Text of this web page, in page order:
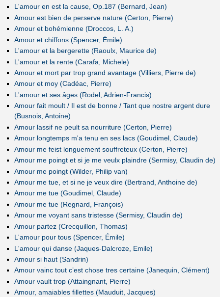
L'amour en est la cause, Op.187 (Bernard, Jean)
Amour est bien de perserve nature (Certon, Pierre)
Amour et bohémienne (Droccos, L. A.)
Amour et chiffons (Spencer, Émile)
L'amour et la bergerette (Raoulx, Maurice de)
L'amour et la rente (Carafa, Michele)
Amour et mort par trop grand avantage (Villiers, Pierre de)
Amour et moy (Cadéac, Pierre)
L'amour et ses âges (Rodel, Adrien-Francis)
Amour fait moult / Il est de bonne / Tant que nostre argent dure
(Busnois, Antoine)
Amour lassif ne peult sa nourriture (Certon, Pierre)
Amour longtemps m'a tenu en ses lacs (Goudimel, Claude)
Amour me feist longuement souffreteux (Certon, Pierre)
Amour me poingt et si je me veulx plaindre (Sermisy, Claudin de)
Amour me poingt (Wilder, Philip van)
Amour me tue, et si ne je veux dire (Bertrand, Anthoine de)
Amour me tue (Goudimel, Claude)
Amour me tue (Regnard, François)
Amour me voyant sans tristesse (Sermisy, Claudin de)
Amour partez (Crecquillon, Thomas)
L'amour pour tous (Spencer, Émile)
L'amour qui danse (Jaques-Dalcroze, Emile)
Amour si haut (Sandrin)
Amour vainc tout c’est chose tres certaine (Janequin, Clément)
Amour vault trop (Attaingnant, Pierre)
Amour, amaiables fillettes (Mauduit, Jacques)